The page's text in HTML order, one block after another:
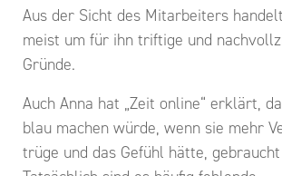
Aus der Sicht des Mitarbeiters
meist um für ihn triftige und
Gründe.
Auch Anna hat „Zeit online“ erklärt,
blau machen würde, wenn sie mehr
trüge und das Gefühl hätte,